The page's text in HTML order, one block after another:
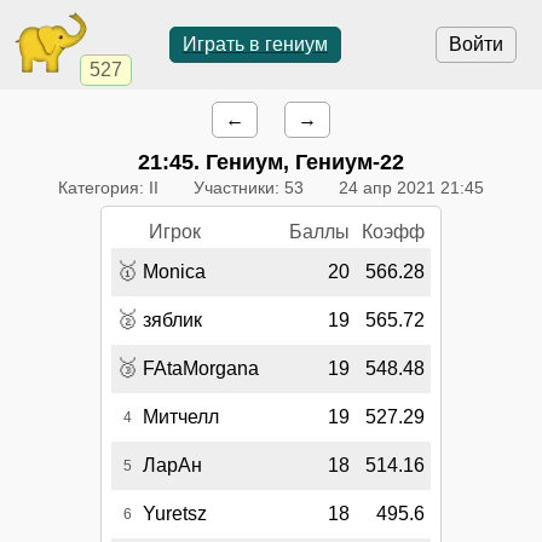
527
Войти
Играть в гениум
← →
21:45. Гениум, Гениум-22
Категория: II Участники: 53 24 апр 2021 21:45
Игрок Баллы Коэфф
🥇 Monica 20 566.28
🥈 зяблик 19 565.72
🥉 FAtaMorgana 19 548.48
4 Митчелл 19 527.29
5 ЛарАн 18 514.16
6 Yuretsz 18 495.6